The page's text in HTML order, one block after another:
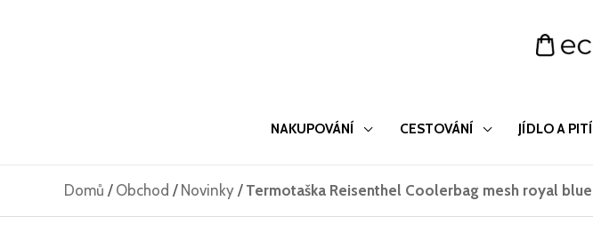
NAKUPOVÁNÍ CESTOVÁNÍ JÍDLO A PITÍ
Domů / Obchod / Novinky / Termotaška Reisenthel Coolerbag mesh royal blue